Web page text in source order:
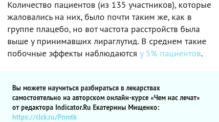
Количество пациентов (из 135 участников), которые
жаловались на них, было почти таким же, как в
группе плацебо, но вот частота расстройств была
выше у принимавших лираглутид. В среднем такие
побочные эффекты наблюдаются у 5% пациентов.
Вы можете научиться разбираться в лекарствах
самостоятельно на авторском онлайн-курсе «Чем нас лечат»
от редактора Indicator.Ru Екатерины Мищенко:
https://clck.ru/Pnmtk